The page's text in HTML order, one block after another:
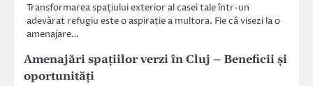
Transformarea spațiului exterior al casei tale într-un
adevărat refugiu este o aspirație a multora. Fie că visezi la o
amenajare…
Amenajări spațiilor verzi în Cluj – Beneficii și
oportunități